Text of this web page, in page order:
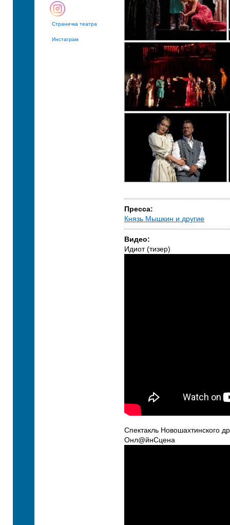
Страничка театра
Инстаграм
Пресса:
Князь Мышкин и другие
Видео:
Идиот (тизер)
Спектакль Новошахтинского
Онл@йнСцена